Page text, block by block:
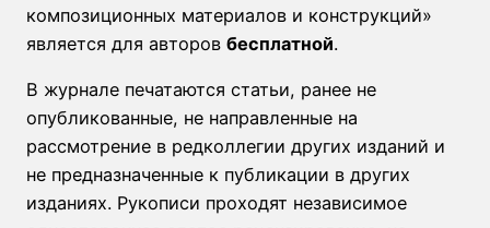
композиционных материалов и конструкций»
является для авторов бесплатной.
В журнале печатаются статьи, ранее не
опубликованные, не направленные на
рассмотрение в редколлегии других изданий и
не предназначенные к публикации в других
изданиях. Рукописи проходят независимое